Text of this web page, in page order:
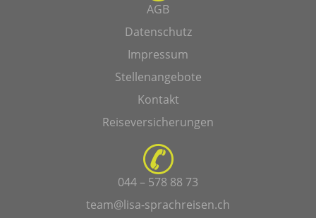
AGB
Datenschutz
Impressum
Stellenangebote
Kontakt
Reiseversicherungen
044 – 578 88 73
team@lisa-sprachreisen.ch